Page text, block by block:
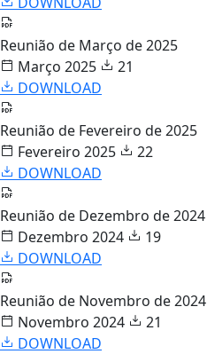
Reunião de Março de 2025
Março 2025
21
DOWNLOAD
Reunião de Fevereiro de 2025
Fevereiro 2025
22
DOWNLOAD
Reunião de Dezembro de 2024
Dezembro 2024
19
DOWNLOAD
Reunião de Novembro de 2024
Novembro 2024
21
DOWNLOAD